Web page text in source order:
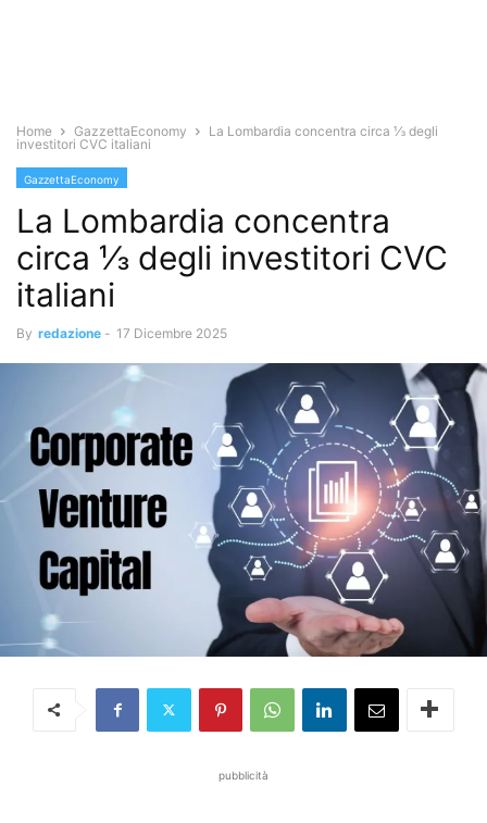
Home GazzettaEconomy
La Lombardia concentra circa ⅓ degli
investitori CVC italiani
GazzettaEconomy
La Lombardia concentra
circa ⅓ degli investitori CVC
italiani
By redazione - 17 Dicembre 2025
pubblicità